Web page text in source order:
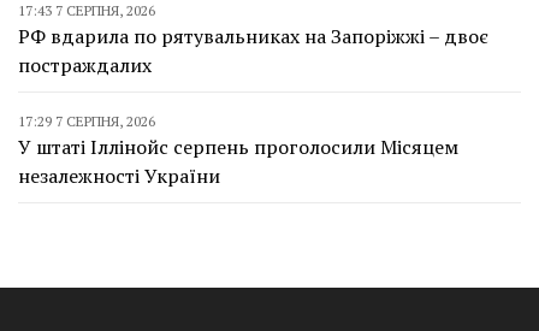
17:43 7 СЕРПНЯ, 2026
РФ вдарила по рятувальниках на Запоріжжі – двоє
постраждалих
17:29 7 СЕРПНЯ, 2026
У штаті Іллінойс серпень проголосили Місяцем
незалежності України